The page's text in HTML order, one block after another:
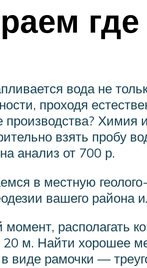
где
вода не
проходя
Химия
взять пробу
анализ от 700 р.
в местную
вашего района
располагать
м. Найти хорошее
виде рамочки —